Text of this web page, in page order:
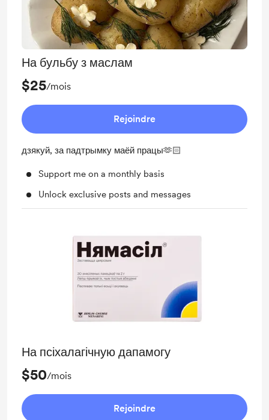
На бульбу з маслам
$25/mois
Rejoindre
дзякуй, за падтрымку маёй працы🫶🏻
Support me on a monthly basis
Unlock exclusive posts and messages
На псіхалагічную дапамогу
$50/mois
Rejoindre